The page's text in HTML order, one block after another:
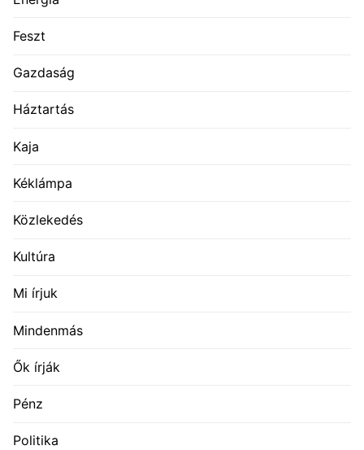
Feszt
Gazdaság
Háztartás
Kaja
Kéklámpa
Közlekedés
Kultúra
Mi írjuk
Mindenmás
Ők írják
Pénz
Politika